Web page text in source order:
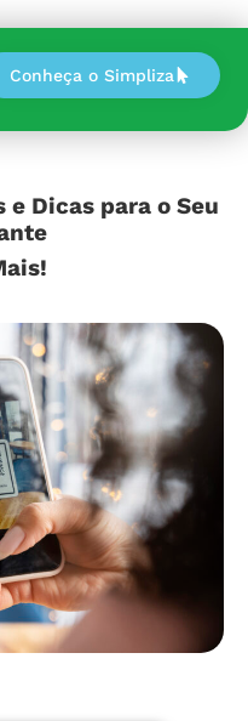
Conheça o Simpliza
Dicas para o Seu